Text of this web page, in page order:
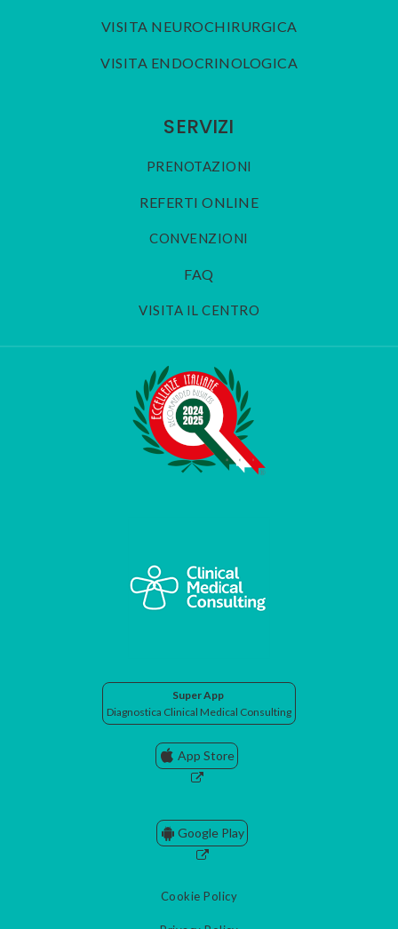
VISITA NEUROCHIRURGICA
VISITA ENDOCRINOLOGICA
SERVIZI
PRENOTAZIONI
REFERTI ONLINE
CONVENZIONI
FAQ
VISITA IL CENTRO
Super App
Diagnostica Clinical Medical Consulting
App Store
Google Play
Cookie Policy